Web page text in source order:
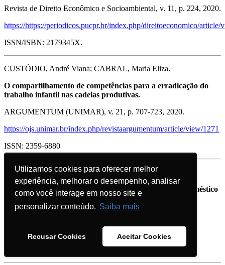
Utilizamos cookies para oferecer melhor
experiência, melhorar o desempenho, analisar
como você interage em nosso site e
personalizar conteúdo. Saiba mais
Recusar Cookies Aceitar Cookies
Utilizamos cookies para oferecer melhor
experiência, melhorar o desempenho, analisar
como você interage em nosso site e
personalizar conteúdo. Saiba mais
Recusar Cookies Aceitar Cookies
Revista de Direito Econômico e Socioambiental, v. 11, p. 224, 2020.
https://https://periodicos.pucpr.br/index.php/direitoeconomico/article/
ISSN/ISBN: 2179345X.
CUSTÓDIO, André Viana; CABRAL, Maria Eliza.
O compartilhamento de competências para a erradicação do
trabalho infantil nas cadeias produtivas.
ARGUMENTUM (UNIMAR), v. 21, p. 707-723, 2020.
https://ojs.unimar.br/index.php/revistaargumentum/article/view/1271
ISSN: 2359-6880
CUSTÓDIO, André Viana; RAMOS, F. M. .
Políticas públicas de erradicação do trabalho infantil doméstico
no Brasil.
https://seer.ufms.br/index.php/revdir/article/view/10307